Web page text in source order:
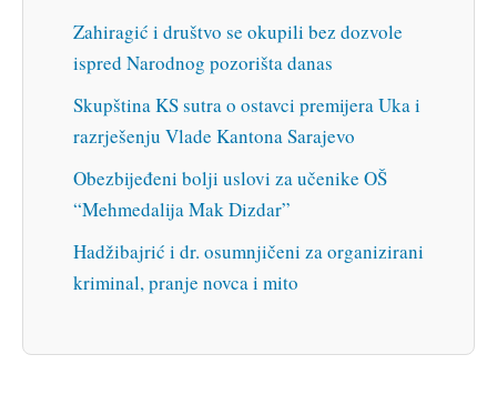
Zahiragić i društvo se okupili bez dozvole
ispred Narodnog pozorišta danas
Skupština KS sutra o ostavci premijera Uka i
razrješenju Vlade Kantona Sarajevo
Obezbijeđeni bolji uslovi za učenike OŠ
“Mehmedalija Mak Dizdar”
Hadžibajrić i dr. osumnjičeni za organizirani
kriminal, pranje novca i mito